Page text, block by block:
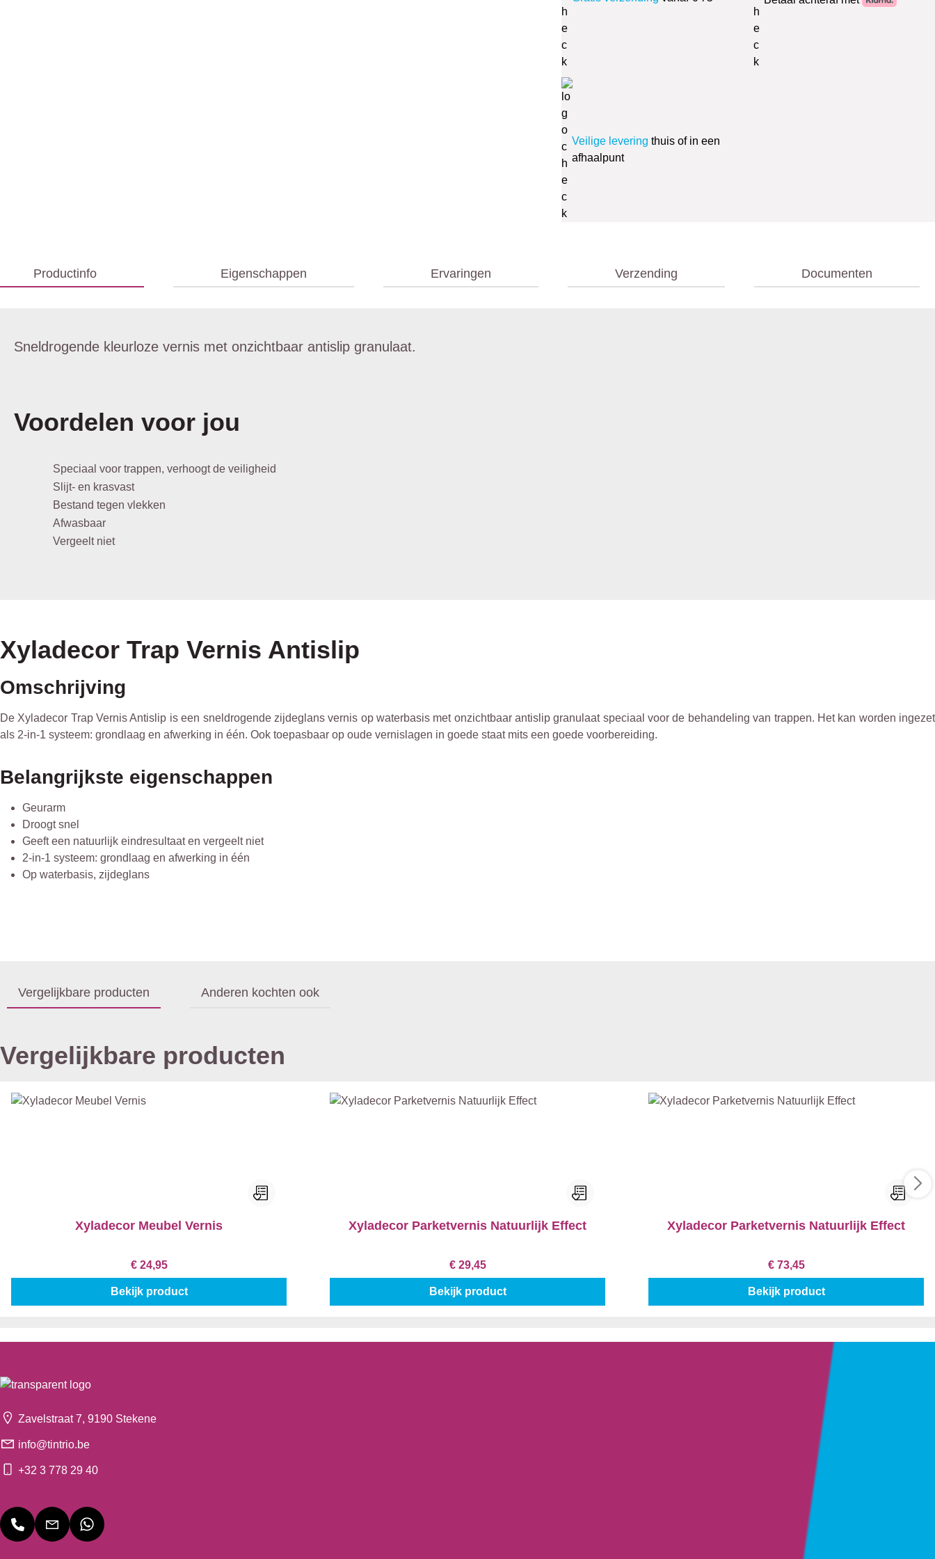
Veilige levering thuis of in een
afhaalpunt
Productinfo Eigenschappen Ervaringen Verzending Documenten
Sneldrogende kleurloze vernis met onzichtbaar antislip granulaat.
Voordelen voor jou
Speciaal voor trappen, verhoogt de veiligheid
Slijt- en krasvast
Bestand tegen vlekken
Afwasbaar
Vergeelt niet
Xyladecor Trap Vernis Antislip
Omschrijving
De Xyladecor Trap Vernis Antislip is een sneldrogende zijdeglans vernis op waterbasis met onzichtbaar antislip granulaat speciaal voor de behandeling van trappen. Het kan worden ingezet
als 2-in-1 systeem: grondlaag en afwerking in één. Ook toepasbaar op oude vernislagen in goede staat mits een goede voorbereiding.
Belangrijkste eigenschappen
Geurarm
Droogt snel
Geeft een natuurlijk eindresultaat en vergeelt niet
2-in-1 systeem: grondlaag en afwerking in één
Op waterbasis, zijdeglans
Vergelijkbare producten Anderen kochten ook
Vergelijkbare producten
Xyladecor Meubel Vernis
€ 24,95
Bekijk product
Xyladecor Parketvernis Natuurlijk Effect
€ 29,45
Bekijk product
Xyladecor Parketvernis Natuurlijk Effect
€ 73,45
Bekijk product
Zavelstraat 7, 9190 Stekene
info@tintrio.be
+32 3 778 29 40